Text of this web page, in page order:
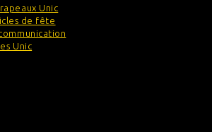
Unic
de fête
Unic